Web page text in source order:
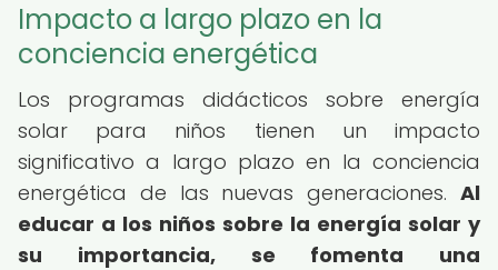
Impacto a largo plazo en la
conciencia energética
Los programas didácticos sobre energía
solar para niños tienen un impacto
significativo a largo plazo en la conciencia
energética de las nuevas generaciones. Al
educar a los niños sobre la energía solar y
su importancia, se fomenta una